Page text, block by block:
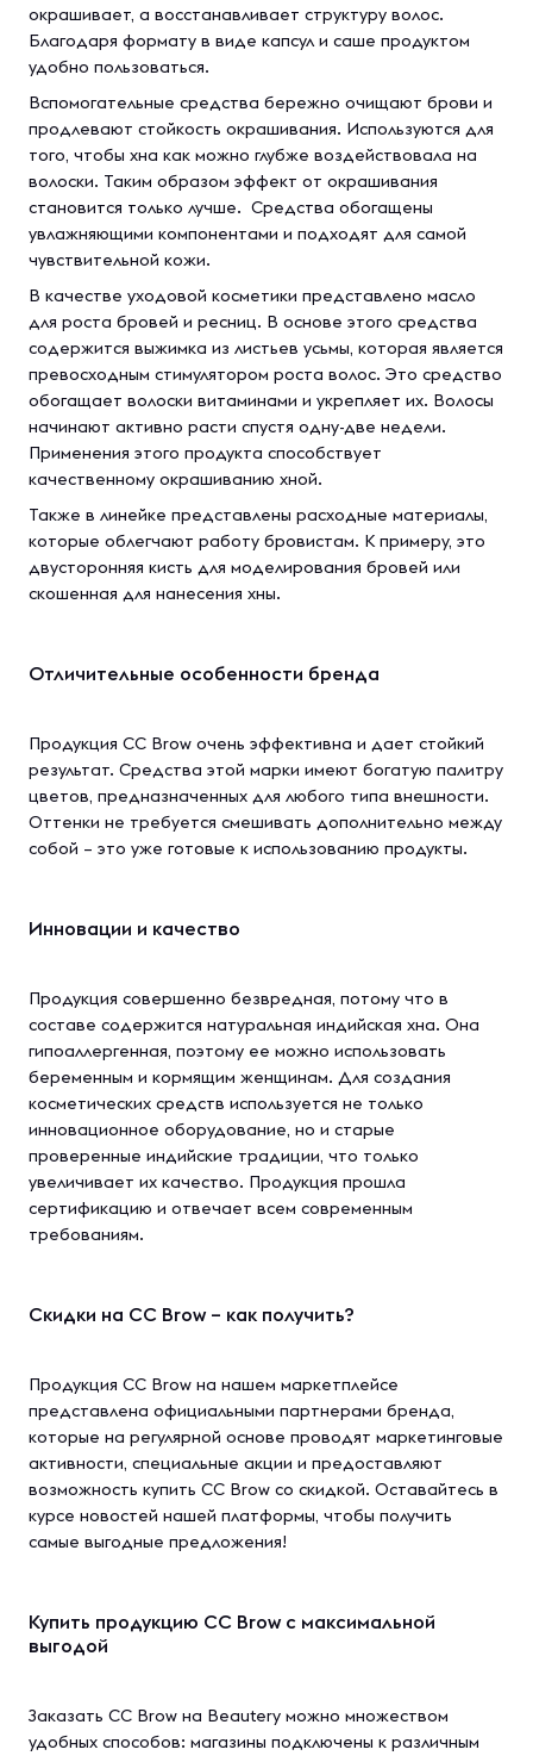
окрашивает, а восстанавливает структуру волос.
Благодаря формату в виде капсул и саше продуктом
удобно пользоваться.
Вспомогательные средства бережно очищают брови и
продлевают стойкость окрашивания. Используются для
того, чтобы хна как можно глубже воздействовала на
волоски. Таким образом эффект от окрашивания
становится только лучше. Средства обогащены
увлажняющими компонентами и подходят для самой
чувствительной кожи.
В качестве уходовой косметики представлено масло
для роста бровей и ресниц. В основе этого средства
содержится выжимка из листьев усьмы, которая является
превосходным стимулятором роста волос. Это средство
обогащает волоски витаминами и укрепляет их. Волосы
начинают активно расти спустя одну-две недели.
Применения этого продукта способствует
качественному окрашиванию хной.
Также в линейке представлены расходные материалы,
которые облегчают работу бровистам. К примеру, это
двусторонняя кисть для моделирования бровей или
скошенная для нанесения хны.
Отличительные особенности бренда
Продукция CC Brow очень эффективна и дает стойкий
результат. Средства этой марки имеют богатую палитру
цветов, предназначенных для любого типа внешности.
Оттенки не требуется смешивать дополнительно между
собой – это уже готовые к использованию продукты.
Инновации и качество
Продукция совершенно безвредная, потому что в
составе содержится натуральная индийская хна. Она
гипоаллергенная, поэтому ее можно использовать
беременным и кормящим женщинам. Для создания
косметических средств используется не только
инновационное оборудование, но и старые
проверенные индийские традиции, что только
увеличивает их качество. Продукция прошла
сертификацию и отвечает всем современным
требованиям.
Скидки на CC Brow – как получить?
Продукция CC Brow на нашем маркетплейсе
представлена официальными партнерами бренда,
которые на регулярной основе проводят маркетинговые
активности, специальные акции и предоставляют
возможность купить CC Brow со скидкой. Оставайтесь в
курсе новостей нашей платформы, чтобы получить
самые выгодные предложения!
Купить продукцию CC Brow с максимальной
выгодой
Заказать CC Brow на Beautery можно множеством
удобных способов: магазины подключены к различным